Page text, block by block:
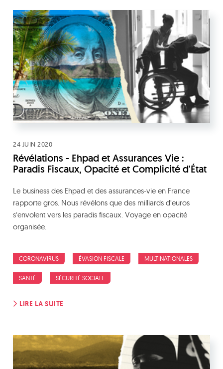
24 JUIN 2020
Révélations - Ehpad et Assurances Vie :
Paradis Fiscaux, Opacité et Complicité d'État
Le business des Ehpad et des assurances-vie en France
rapporte gros. Nous révélons que des milliards d’euros
s’envolent vers les paradis fiscaux. Voyage en opacité
organisée.
CORONAVIRUS ÉVASION FISCALE MULTINATIONALES
SANTÉ SÉCURITÉ SOCIALE
LIRE LA SUITE